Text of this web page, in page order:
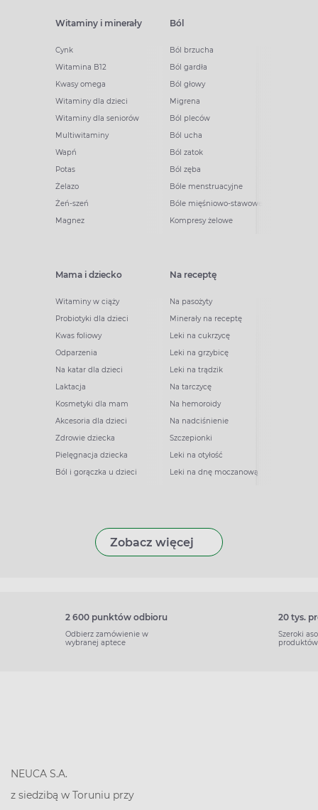
Witaminy i minerały
Cynk
Witamina B12
Kwasy omega
Witaminy dla dzieci
Witaminy dla seniorów
Multiwitaminy
Wapń
Potas
Żelazo
Żeń-szeń
Magnez
Ból
Ból brzucha
Ból gardła
Ból głowy
Migrena
Ból pleców
Ból ucha
Ból zatok
Ból zęba
Bóle menstruacyjne
Bóle mięśniowo-stawowe
Kompresy żelowe
Mama i dziecko
Witaminy w ciąży
Probiotyki dla dzieci
Kwas foliowy
Odparzenia
Na katar dla dzieci
Laktacja
Kosmetyki dla mam
Akcesoria dla dzieci
Zdrowie dziecka
Pielęgnacja dziecka
Ból i gorączka u dzieci
Na receptę
Na pasożyty
Minerały na receptę
Leki na cukrzycę
Leki na grzybicę
Leki na trądzik
Na tarczycę
Na hemoroidy
Na nadciśnienie
Szczepionki
Leki na otyłość
Leki na dnę moczanową
Zobacz więcej
2 600 punktów odbioru
Odbierz zamówienie w
wybranej aptece
20 tys.
Szeroki
produktów
NEUCA S.A.
z siedzibą w Toruniu przy